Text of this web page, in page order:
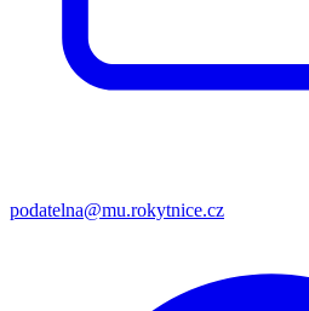
podatelna@mu.rokytnice.cz